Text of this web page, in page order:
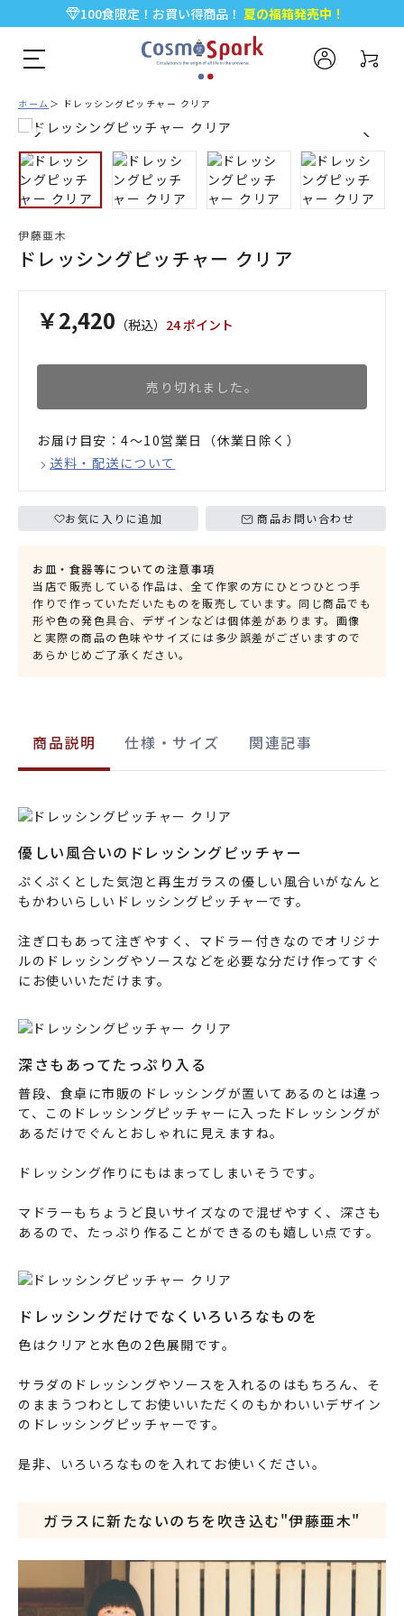
100食限定！お買い得商品！ 夏の福箱発売中！
5,000円以上のお買い物で全国一律送料無料♪
新規会員登録で今すぐ使える500ポイント プレゼント！
ホーム ドレッシングピッチャー クリア
伊藤亜木
ドレッシングピッチャー クリア
￥2,420 （税込） 24 ポイント
売り切れました。
お届け目安：4〜10営業日（休業日除く）
送料・配送について
お気に入りに追加 商品お問い合わせ
お皿・食器等についての注意事項
当店で販売している作品は、全て作家の方にひとつひとつ手
作りで作っていただいたものを販売しています。同じ商品でも
形や色の発色具合、デザインなどは個体差があります。画像
と実際の商品の色味やサイズには多少誤差がございますので
あらかじめご了承ください。
商品説明 仕様・サイズ 関連記事
優しい風合いのドレッシングピッチャー
ぷくぷくとした気泡と再生ガラスの優しい風合いがなんと
もかわいらしいドレッシングピッチャーです。
注ぎ口もあって注ぎやすく、マドラー付きなのでオリジナ
ルのドレッシングやソースなどを必要な分だけ作ってすぐ
にお使いいただけます。
深さもあってたっぷり入る
普段、食卓に市販のドレッシングが置いてあるのとは違っ
て、このドレッシングピッチャーに入ったドレッシングが
あるだけでぐんとおしゃれに見えますね。
ドレッシング作りにもはまってしまいそうです。
マドラーもちょうど良いサイズなので混ぜやすく、深さも
あるので、たっぷり作ることができるのも嬉しい点です。
ドレッシングだけでなくいろいろなものを
色はクリアと水色の2色展開です。
サラダのドレッシングやソースを入れるのはもちろん、そ
のままうつわとしてお使いいただくのもかわいいデザイン
のドレッシングピッチャーです。
是非、いろいろなものを入れてお使いください。
ガラスに新たないのちを吹き込む"伊藤亜木"